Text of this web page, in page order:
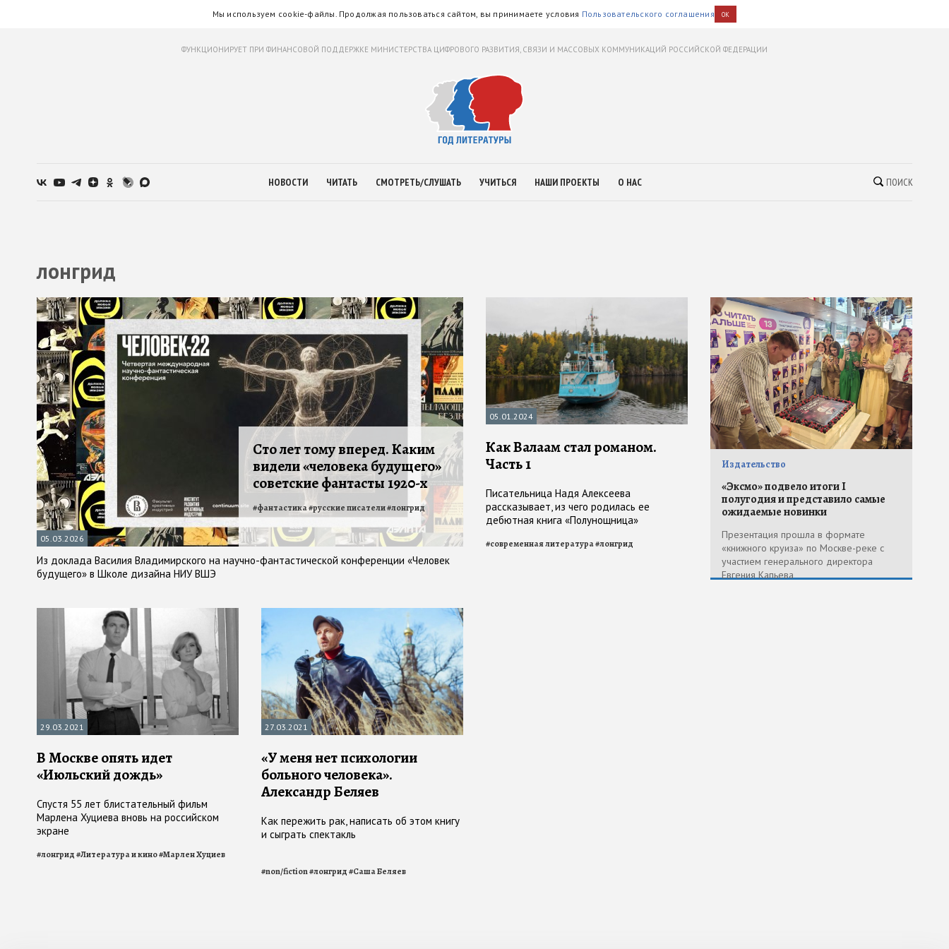
Мы используем cookie-файлы. Продолжая пользоваться сайтом, вы принимаете условия Пользовательского соглашения OK
ФУНКЦИОНИРУЕТ ПРИ ФИНАНСОВОЙ ПОДДЕРЖКЕ МИНИСТЕРСТВА ЦИФРОВОГО РАЗВИТИЯ, СВЯЗИ И МАССОВЫХ КОММУНИКАЦИЙ РОССИЙСКОЙ ФЕДЕРАЦИИ
НОВОСТИ ЧИТАТЬ СМОТРЕТЬ/СЛУШАТЬ УЧИТЬСЯ НАШИ ПРОЕКТЫ О НАС ПОИСК
лонгрид
05.03.2026
Сто лет тому вперед. Каким
видели «человека будущего»
советские фантасты 1920-х
Из доклада Василия Владимирского на научно-фантастической конференции «Человек
будущего» в Школе дизайна НИУ ВШЭ
#фантастика#русские писатели#лонгрид
05.01.2024
Как Валаам стал романом.
Часть 1
Писательница Надя Алексеева
рассказывает, из чего родилась ее
дебютная книга «Полунощница»
#современная литература#лонгрид
Издательство
«Эксмо» подвело итоги I
полугодия и представило самые
ожидаемые новинки
Презентация прошла в формате
«книжного круиза» по Москве-реке с
участием генерального директора
Евгения Капьева
29.03.2021
В Москве опять идет
«Июльский дождь»
Спустя 55 лет блистательный фильм
Марлена Хуциева вновь на российском
экране
#лонгрид#Литература и кино#Марлен Хуциев
27.03.2021
«У меня нет психологии
больного человека».
Александр Беляев
Как пережить рак, написать об этом книгу
и сыграть спектакль
#non/fiction#лонгрид#Саша Беляев